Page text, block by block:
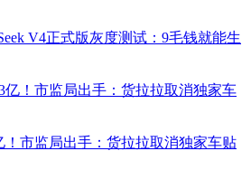
V4正式版灰度测试：9毛钱就能生
！市监局出手：货拉拉取消独家车贴